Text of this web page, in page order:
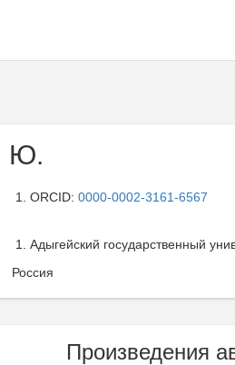
Ю.
ORCID: 0000-0002-3161-6567
Адыгейский государственный
Россия
Произведения